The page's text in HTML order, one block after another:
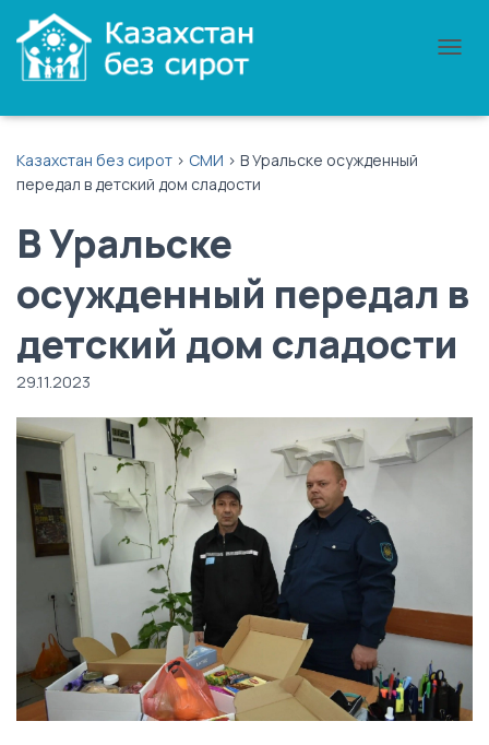
Н
А
В
И
Ц
И
Казахстан без сирот > СМИ > В Уральске осужденный
передал в детский дом сладости
В Уральске
осужденный передал в
детский дом сладости
29.11.2023